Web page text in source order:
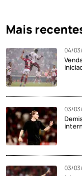
Mais
04/
03/
03/